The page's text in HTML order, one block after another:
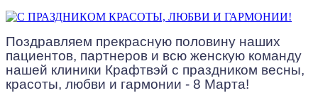
Поздравляем прекрасную половину наших
пациентов, партнеров и всю женскую команду
нашей клиники Крафтвэй с праздником весны,
красоты, любви и гармонии - 8 Марта!